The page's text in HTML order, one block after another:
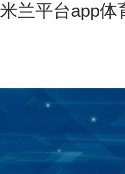
米兰平台app体